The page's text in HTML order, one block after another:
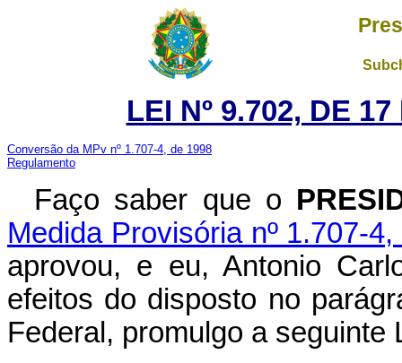
LEI Nº 9.702, DE
Conversão da MPv nº 1.707-4, de 1998
Regulamento
Faço saber que o
Medida Provisória nº 1.707-
aprovou, e eu, Antonio
efeitos do disposto no
Federal, promulgo a seguinte